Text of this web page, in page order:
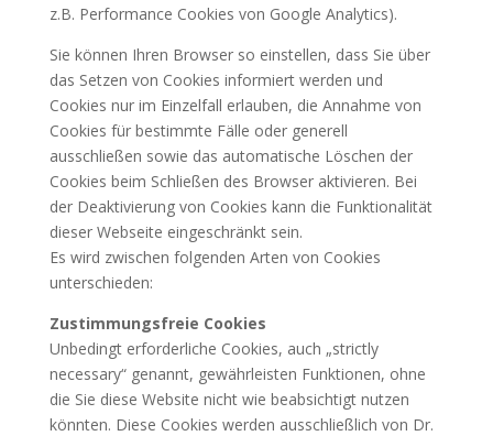
z.B. Performance Cookies von Google Analytics).
Sie können Ihren Browser so einstellen, dass Sie über
das Setzen von Cookies informiert werden und
Cookies nur im Einzelfall erlauben, die Annahme von
Cookies für bestimmte Fälle oder generell
ausschließen sowie das automatische Löschen der
Cookies beim Schließen des Browser aktivieren. Bei
der Deaktivierung von Cookies kann die Funktionalität
dieser Webseite eingeschränkt sein.
Es wird zwischen folgenden Arten von Cookies
unterschieden:
Zustimmungsfreie Cookies
Unbedingt erforderliche Cookies, auch „strictly
necessary“ genannt, gewährleisten Funktionen, ohne
die Sie diese Website nicht wie beabsichtigt nutzen
könnten. Diese Cookies werden ausschließlich von Dr.